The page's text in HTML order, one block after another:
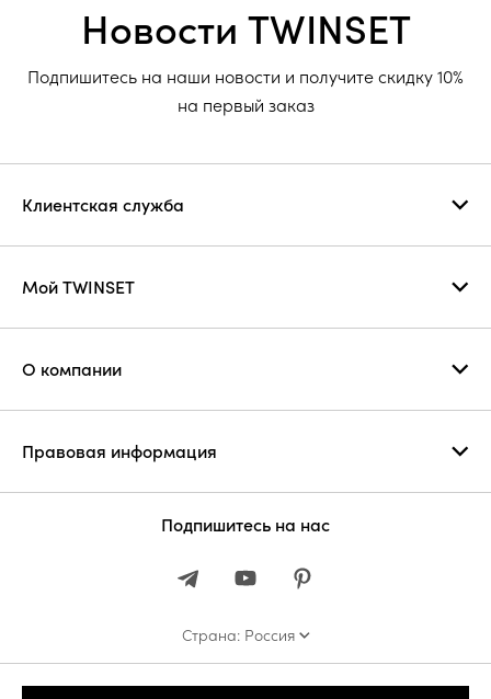
Новости TWINSET
Подпишитесь на наши новости и получите скидку 10%
на первый заказ
Клиентская служба
Мой TWINSET
О компании
Правовая информация
Подпишитесь на нас
Страна: Россия